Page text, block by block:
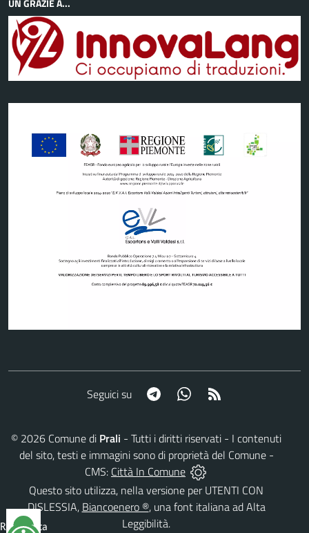
UN GRAZIE A...
Seguici su Telegram Whatsapp
© 2026 Comune di Prali - Tutti i diritti riservati - I contenuti
del sito, testi e immagini sono di proprietà del Comune -
CMS: Città In Comune
Questo sito utilizza, nella versione per UTENTI CON
DISLESSIA, Biancoenero ®, una font italiana ad Alta
Leggibilità.
Reimposta